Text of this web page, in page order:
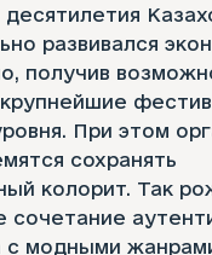
развивался
получив
При этом
сохранять
колорит. Так
сочетание
с модными